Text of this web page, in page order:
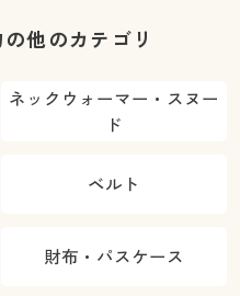
他のカテゴリ
ネックウォーマー・スヌー
ド
ベルト
財布・パスケース